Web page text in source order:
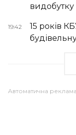
видобутку
19:42
15 років
Автоматична реклама